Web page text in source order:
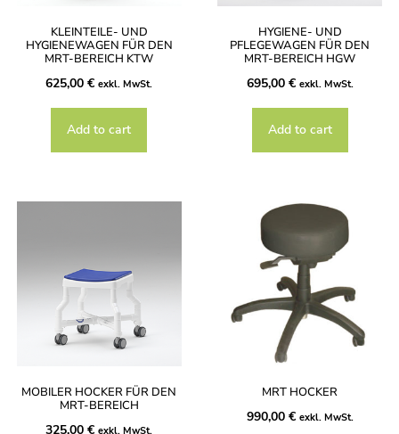
KLEINTEILE- UND
HYGIENEWAGEN FÜR DEN
MRT-BEREICH KTW
625,00€ exkl. MwSt.
Add to cart
HYGIENE- UND
PFLEGEWAGEN FÜR DEN
MRT-BEREICH HGW
695,00 € exkl. MwSt.
Add to cart
MOBILER HOCKER FÜR DEN
MRT-BEREICH
325,00€ exkl. MwSt.
MRT HOCKER
990,00 € exkl. MwSt.